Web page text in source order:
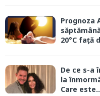
Prognoza
20°C față
De ce s-a
la
Care